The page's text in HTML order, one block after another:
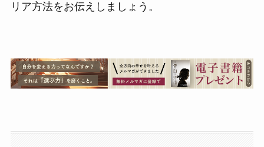
リア方法をお伝えしましょう。